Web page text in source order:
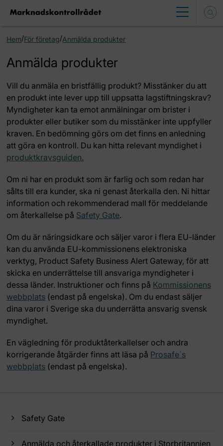
Hem/För företag/Anmälda produkter
Anmälda produkter
Vill du anmäla en bristfällig produkt? Misstänker du att
en produkt inte lever upp till uppsatta lagstiftningskrav?
Myndigheter kan ta emot anmälningar om brister i
produkter eller butiker som du misstänker inte uppfyller
kraven. En bedömning görs om det finns en anledning
att göra en kontroll. Du kan hitta relevant myndighet i
produktkravsguiden.
Om ni har en produkt som är farlig och som redan har
sålts till era kunder, ska ni genast återkalla den. Ni hittar
information och rekommenderad mall för meddelande
om återkallelse på Safety Gate.
Om du är näringsidkare och säljer varor i flera EU-länder
kan du använda EU-kommissionens elektroniska
verktyg, Product Safety Business Alert Gateway, för att
skicka en underrättelse till ansvariga myndigheter i
dessa länder. Instruktioner och finns på Kommissionens
webbplats (endast på engelska). Om du endast säljer
dina varor i Sverige ska du underrätta ansvarig svensk
myndighet.
En vägledning för produktåterkallelser och andra
korrigerande åtgärder finns att läsa på Prosafe´s
webbplats (endast på engelska).
Safety Gate
Anmälda och återkallade produkter i Storbritannien